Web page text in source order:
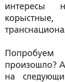
интересы
произошло?
на